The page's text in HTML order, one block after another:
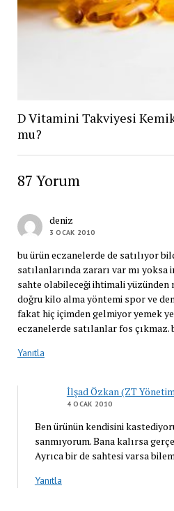
D Vitamini Takviyesi
mu?
87 Yorum
deniz
3 OCAK 2010
bu ürün eczanelerde de satılıyor
satılanlarında zararı var mı
sahte olabileceği ihtimali yüzünden
doğru kilo alma yöntemi spor ve
fakat hiç içimden gelmiyor yemek
eczanelerde satılanlar fos çıkmaz.
Yanıtla
İlşad Özkan (ZT
4 OCAK 2010
Ben ürünün kendisini
sanmıyorum. Bana kalırsa
Ayrıca bir de sahtesi varsa
Yanıtla